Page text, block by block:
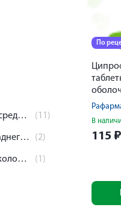
Абсцесс легкого и средостения (11)
Абсцесс области заднего прохода и прямой кишки (2)
Абсцесс почки и околопочечной клетчатки (1)
По
500мг
В
115 ₽